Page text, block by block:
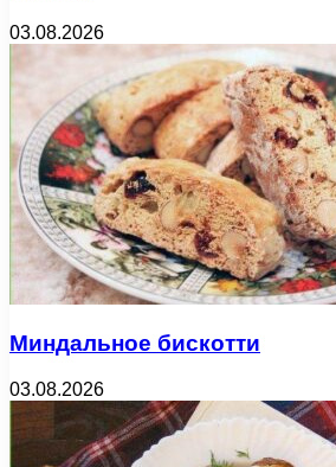
03.08.2026
Миндальное бискотти
03.08.2026